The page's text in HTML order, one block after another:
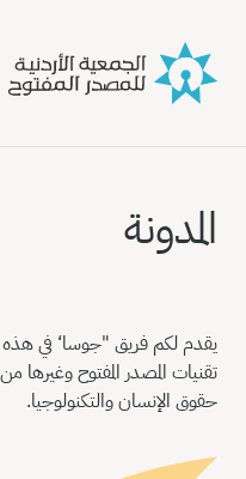
المدونة
يقدم لكم فريق "جوسا‘ في هذه
تقنيات المصدر المفتوح وغيرها
حقوق الإنسان والتكنولوجيا.